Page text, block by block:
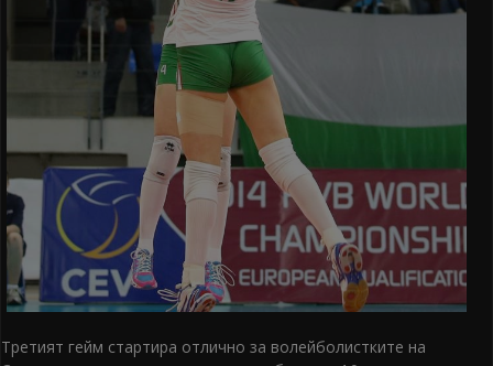
Третият гейм стартира отлично за волейболистките на